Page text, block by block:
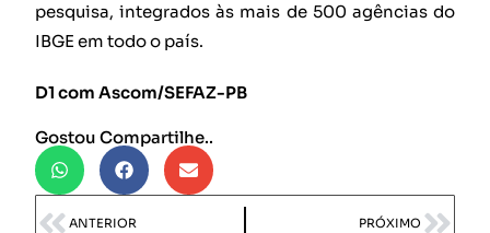
pesquisa, integrados às mais de 500 agências do
IBGE em todo o país.
D1 com Ascom/SEFAZ-PB
Gostou Compartilhe..
ANTERIOR PRÓXIMO